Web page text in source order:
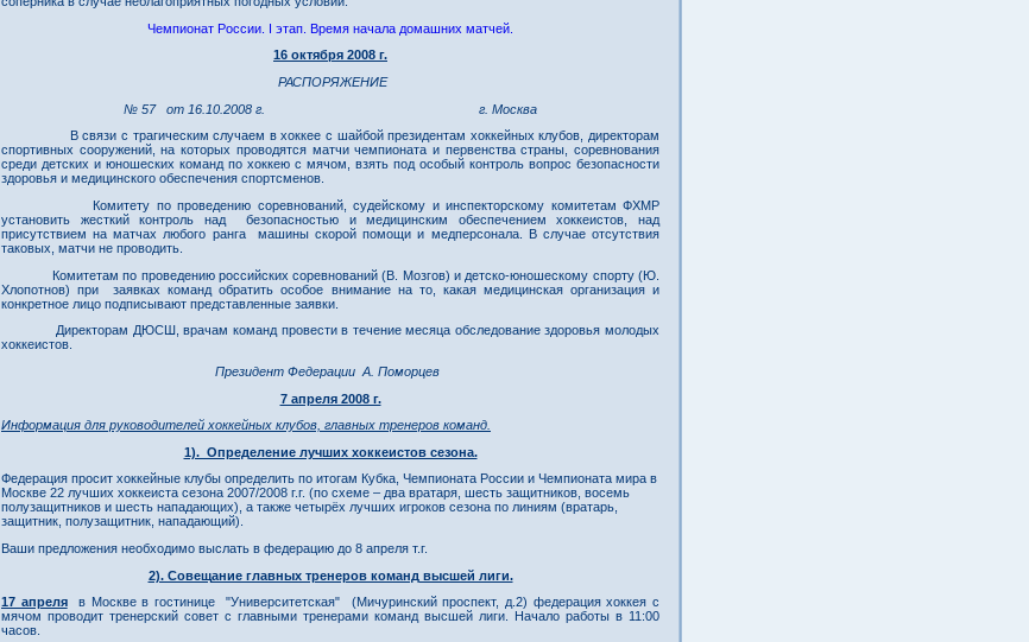
Чемпионат России. I этап. Время начала домашних матчей.
16 октября 2008 г.
РАСПОРЯЖЕНИЕ
№ 57 от 16.10.2008 г. г. Москва
В связи с трагическим случаем в хоккее с шайбой президентам хоккейных клубов, директорам
спортивных сооружений, на которых проводятся матчи чемпионата и первенства страны, соревнования
среди детских и юношеских команд по хоккею с мячом, взять под особый контроль вопрос безопасности
здоровья и медицинского обеспечения спортсменов.
Комитету по проведению соревнований, судейскому и инспекторскому комитетам ФХМР
установить жесткий контроль над безопасностью и медицинским обеспечением хоккеистов, над
присутствием на матчах любого ранга машины скорой помощи и медперсонала. В случае отсутствия
таковых, матчи не проводить.
Комитетам по проведению российских соревнований (В. Мозгов) и детско-юношескому спорту (Ю.
Хлопотнов) при заявках команд обратить особое внимание на то, какая медицинская организация и
конкретное лицо подписывают представленные заявки.
Директорам ДЮСШ, врачам команд провести в течение месяца обследование здоровья молодых
хоккеистов.
Президент Федерации А. Поморцев
7 апреля 2008 г.
Информация для руководителей хоккейных клубов, главных тренеров команд.
1). Определение лучших хоккеистов сезона.
Федерация просит хоккейные клубы определить по итогам Кубка, Чемпионата России и Чемпионата мира в
Москве 22 лучших хоккеиста сезона 2007/2008 г.г. (по схеме – два вратаря, шесть защитников, восемь
полузащитников и шесть нападающих), а также четырёх лучших игроков сезона по линиям (вратарь,
защитник, полузащитник, нападающий).
Ваши предложения необходимо выслать в федерацию до 8 апреля т.г.
2). Совещание главных тренеров команд высшей лиги.
17 апреляв Москве в гостинице "Университетская" (Мичуринский проспект, д.2) федерация хоккея с
мячом проводит тренерский совет с главными тренерами команд высшей лиги. Начало работы в 11:00
часов.